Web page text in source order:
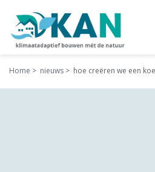
Home nieuws hoe creëren we een